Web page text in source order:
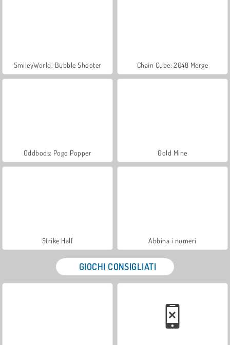
SmileyWorld: Bubble Shooter Chain Cube: 2048 Merge
Oddbods: Pogo Popper Gold Mine
Strike Half Abbina i numeri
GIOCHI CONSIGLIATI